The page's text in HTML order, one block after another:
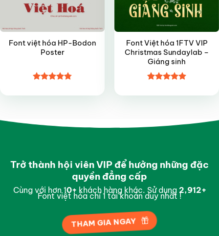
Font việt hóa HP-Bodon
Poster
hạng4.85
Font Việt hóa 1FTV VIP
Christmas Sundaylab –
Giáng sinh
hạng55
Trở thành hội viên VIP để hưởng những đặc
quyền đẳng cấp
Cùng với hơn 10+khách hàng khác. Sử dụng 2,994+
Font việt hóa chỉ 1 tài khoản duy nhất !
THAM GIA NGAY